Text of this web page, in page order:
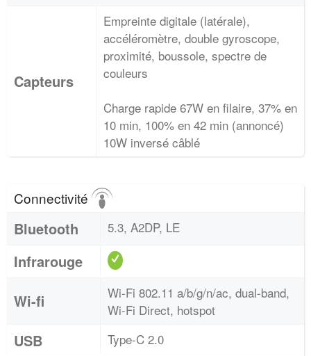
Capteurs
Empreinte digitale (latérale),
accéléromètre, double gyroscope,
proximité, boussole, spectre de
couleurs
Charge rapide 67W en filaire, 37% en
10 min, 100% en 42 min (annoncé)
10W inversé câblé
Connectivité
Bluetooth 5.3, A2DP, LE
Infrarouge
Wi-fi
Wi-Fi 802.11 a/b/g/n/ac, dual-band,
Wi-Fi Direct, hotspot
USB Type-C 2.0